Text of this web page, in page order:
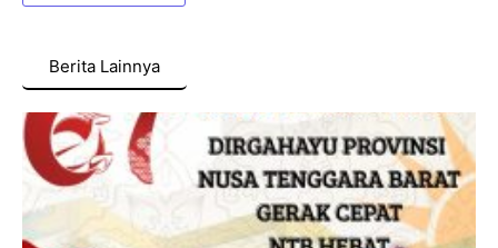
Berita Lainnya